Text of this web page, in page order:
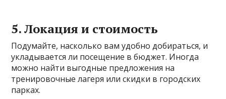
5. Локация и стоимость
Подумайте, насколько вам удобно добираться, и
укладывается ли посещение в бюджет. Иногда
можно найти выгодные предложения на
тренировочные лагеря или скидки в городских
парках.